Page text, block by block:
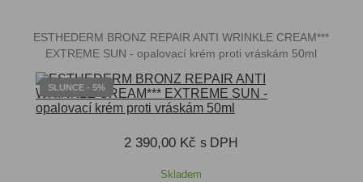
ESTHEDERM BRONZ REPAIR ANTI WRINKLE CREAM***
EXTREME SUN - opalovací krém proti vráskám 50ml
SLUNCE - 5%
2 390,00 Kč s DPH
Skladem